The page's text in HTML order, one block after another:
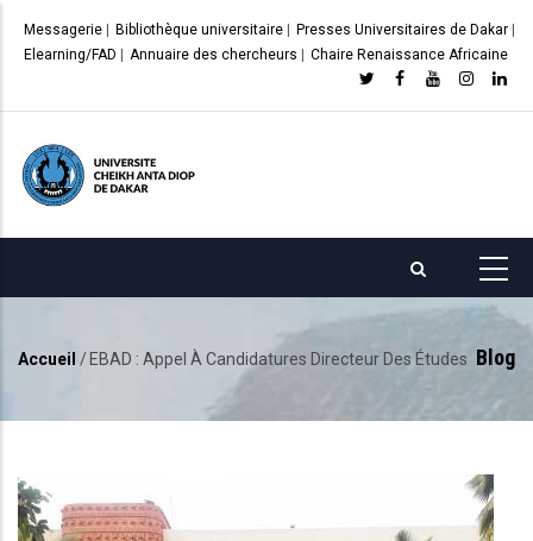
principal
Messagerie Bibliothèque universitaire Presses Universitaires de Dakar
Elearning/FAD
Annuaire des chercheurs Chaire Renaissance Africaine
Blog
d'Ariane
Accueil / EBAD : Appel À Candidatures Directeur Des Études